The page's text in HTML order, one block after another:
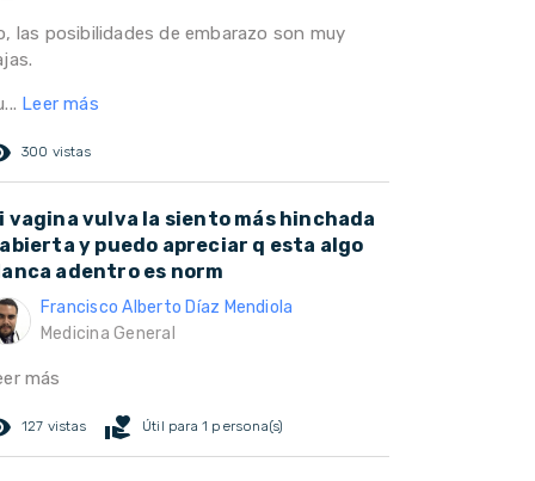
las posibilidades de embarazo son muy
Leer más
300 vistas
vagina vulva la siento más hinchada
y puedo apreciar q esta algo
adentro es norm
Francisco Alberto Díaz Mendiola
Medicina General
más
127 vistas volunteer_activism Útil para 1 persona(s)